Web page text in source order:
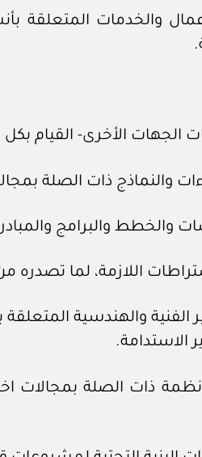
والخدمات المتعلقة
الجهات الأخرى- القيام
الفنية والهندسية
الاستدامة.
ذات الصلة بمجالات